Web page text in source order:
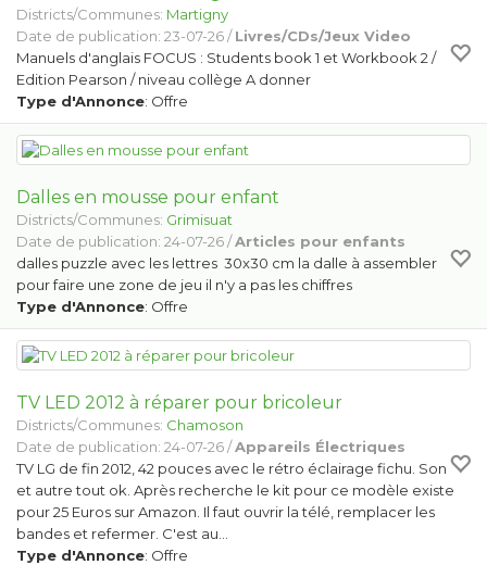
Districts/Communes: Martigny
Date de publication: 23-07-26 /Livres/CDs/Jeux Video
Manuels d'anglais FOCUS : Students book 1 et Workbook 2 /
Edition Pearson / niveau collège A donner
Type d'Annonce: Offre
Dalles en mousse pour enfant
Districts/Communes: Grimisuat
Date de publication: 24-07-26 /Articles pour enfants
dalles puzzle avec les lettres 30x30 cm la dalle à assembler
pour faire une zone de jeu il n'y a pas les chiffres
Type d'Annonce: Offre
TV LED 2012 à réparer pour bricoleur
Districts/Communes: Chamoson
Date de publication: 24-07-26 /Appareils Électriques
TV LG de fin 2012, 42 pouces avec le rétro éclairage fichu. Son
et autre tout ok. Après recherche le kit pour ce modèle existe
pour 25 Euros sur Amazon. Il faut ouvrir la télé, remplacer les
bandes et refermer. C'est au…
Type d'Annonce: Offre